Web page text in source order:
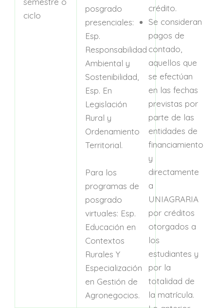
ciclo
posgrado
presenciales:
Esp.
Responsabilidad
Ambiental y
Sostenibilidad,
Esp. En
Legislación
Rural y
Ordenamiento
Territorial.
Para los
programas de
posgrado
virtuales: Esp.
Educación en
Contextos
Rurales Y
Especialización
en Gestión de
Agronegocios.
crédito.
Se consideran
pagos de
contado,
aquellos que
se efectúan
en las fechas
previstas por
parte de las
entidades de
financiamiento
y
directamente
a
UNIAGRARIA
por créditos
otorgados a
los
estudiantes y
por la
totalidad de
la matrícula.